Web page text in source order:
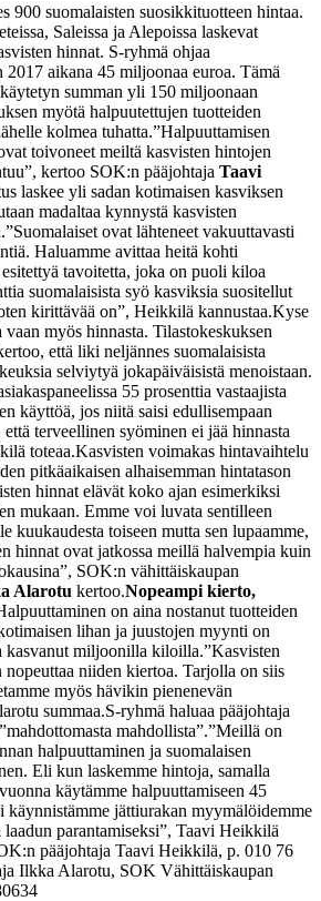
900 suomalaisten suosikkituotteen hintaa.
Saleissa ja Alepoissa laskevat
hinnat. S-ryhmä ohjaa
2017 aikana 45 miljoonaa euroa. Tämä
summan yli 150 miljoonaan
myötä halpuutettujen tuotteiden
kolmea tuhatta.”Halpuuttamisen
toivoneet meiltä kasvisten hintojen
kertoo SOK:n pääjohtaja Taavi
laskee yli sadan kotimaisen kasviksen
madaltaa kynnystä kasvisten
”Suomalaiset ovat lähteneet vakuuttavasti
Haluamme avittaa heitä kohti
tavoitetta, joka on puoli kiloa
suomalaisista syö kasviksia suositellut
kirittävää on”, Heikkilä kannustaa.Kyse
myös hinnasta. Tilastokeskuksen
että liki neljännes suomalaisista
selviytyä jokapäiväisistä menoistaan.
55 prosenttia vastaajista
käyttöä, jos niitä saisi edullisempaan
terveellinen syöminen ei jää hinnasta
toteaa.Kasvisten voimakas hintavaihtelu
pitkäaikaisen alhaisemman hintatason
hinnat elävät koko ajan esimerkiksi
mukaan. Emme voi luvata sentilleen
kuukaudesta toiseen mutta sen lupaamme,
hinnat ovat jatkossa meillä halvempia kuin
SOK:n vähittäiskaupan
Alarotu kertoo.Nopeampi kierto,
on aina nostanut tuotteiden
lihan ja juustojen myynti on
kasvanut miljoonilla kiloilla.”Kasvisten
niiden kiertoa. Tarjolla on siis
myös hävikin pienenevän
summaa.S-ryhmä haluaa pääjohtaja
mahdollista”.”Meillä on
halpuuttaminen ja suomalaisen
Eli kun laskemme hintoja, samalla
käytämme halpuuttamiseen 45
käynnistämme jättiurakan myymälöidemme
parantamiseksi”, Taavi Heikkilä
pääjohtaja Taavi Heikkilä, p. 010 76
Ilkka Alarotu, SOK Vähittäiskaupan